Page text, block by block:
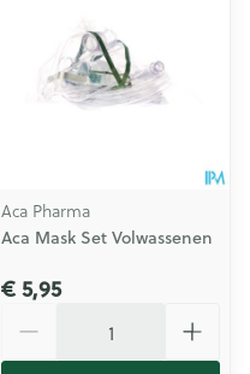
Aca Pharma
Aca Mask Set Volwassenen
€ 5,95